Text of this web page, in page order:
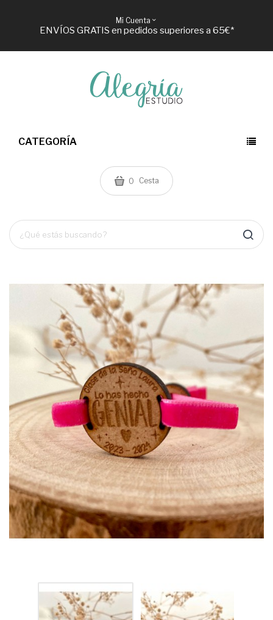
Mi Cuenta
ENVÍOS GRATIS en pedidos superiores a 65€*
CATEGORÍA
Cesta
0